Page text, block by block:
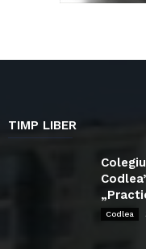
TIMP LIBER
Codlea